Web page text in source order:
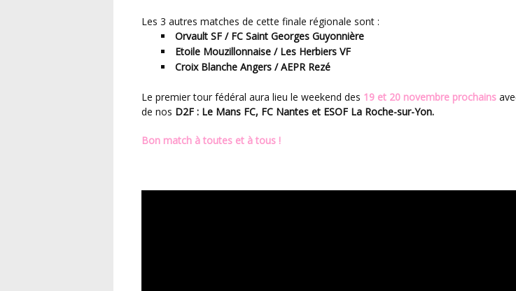
Les 3 autres matches de cette finale régionale sont :
Orvault SF / FC Saint Georges Guyonnière
Etoile Mouzillonnaise / Les Herbiers VF
Croix Blanche Angers / AEPR Rezé
Le premier tour fédéral aura lieu le weekend des 19 et 20 novembre prochains
de nos D2F : Le Mans FC, FC Nantes et ESOF La Roche-sur-Yon.
Bon match à toutes et à tous !